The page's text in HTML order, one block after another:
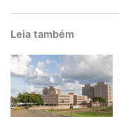
Leia também